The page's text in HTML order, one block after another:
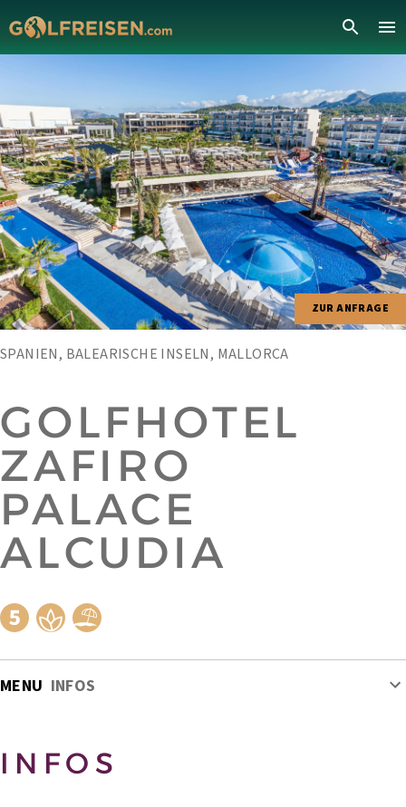
ZUR ANFRAGE
SPANIEN, BALEARISCHE INSELN, MALLORCA
GOLFHOTEL
ZAFIRO
PALACE
ALCUDIA
MENU INFOS
INFOS